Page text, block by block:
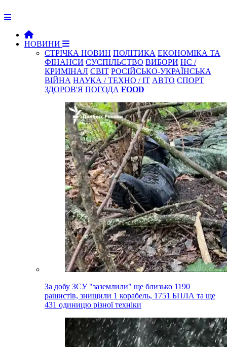
НОВИНИ
СТРІЧКА НОВИН ПОЛІТИКА ЕКОНОМІКА ТА
ФІНАНСИ СУСПІЛЬСТВО ВИБОРИ НС /
КРИМІНАЛ СВІТ РОСІЙСЬКО-УКРАЇНСЬКА
ВІЙНА НАУКА / ТЕХНО / IT АВТО СПОРТ
ЗДОРОВ'Я ПОГОДА FOOD
За добу ЗСУ "заземлили" ще близько 1190
рашистів, знищили 1 корабель, 1751 БПЛА та ще
431 одиницю різної техніки